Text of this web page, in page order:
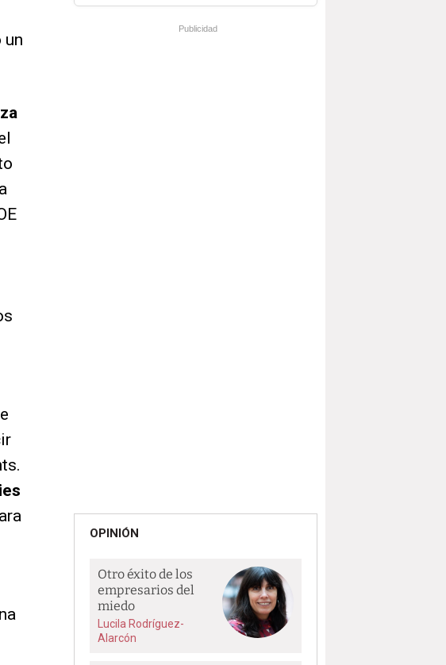
un
Publicidad
OPINIÓN
Otro éxito de los
empresarios del
miedo
Lucila Rodríguez-
Alarcón